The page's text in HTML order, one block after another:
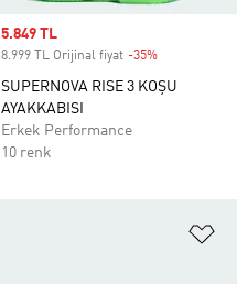
Sale price
5.849 TL
8.999 TL Orijinal fiyat -35%
SUPERNOVA RISE 3 KOŞU
AYAKKABISI
Erkek Performance
10 renk